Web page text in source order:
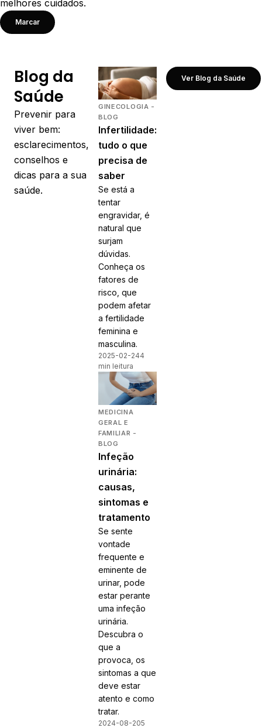
melhores cuidados.
Marcar
Blog da
Saúde
Prevenir para
viver bem:
esclarecimentos,
conselhos e
dicas para a sua
saúde.
GINECOLOGIA -
BLOG
Infertilidade:
tudo o que
precisa de
saber
Se está a
tentar
engravidar, é
natural que
surjam
dúvidas.
Conheça os
fatores de
risco, que
podem afetar
a fertilidade
feminina e
masculina.
2025-02-244
min leitura
MEDICINA
GERAL E
FAMILIAR -
BLOG
Infeção
urinária:
causas,
sintomas e
tratamento
Se sente
vontade
frequente e
eminente de
urinar, pode
estar perante
uma infeção
urinária.
Descubra o
que a
provoca, os
sintomas a que
deve estar
atento e como
tratar.
2024-08-205
Ver Blog da Saúde